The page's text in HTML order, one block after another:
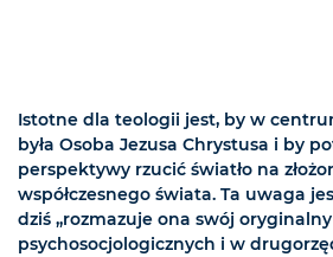
Istotne dla teologii jest, by w
była Osoba Jezusa Chrystusa i by
perspektywy rzucić światło na
współczesnego świata. Ta uwaga
dziś „rozmazuje ona swój
psychosocjologicznych i w